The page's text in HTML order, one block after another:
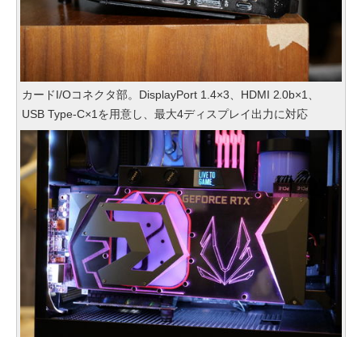
カードI/Oコネクタ部。DisplayPort 1.4×3、HDMI 2.0b×1、
USB Type-C×1を用意し、最大4ディスプレイ出力に対応